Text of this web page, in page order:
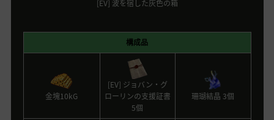
[EV] 波を宿した灰色の箱
構成品
金塊10kG
[EV] ジョバン・グ
ローリンの支援証書
5個
珊瑚結晶 3個